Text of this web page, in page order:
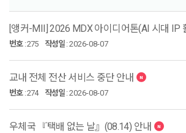
번호:275 작성일 :2026-08-07
교내 전체 전산 서비스 중단 안내
번호:274 작성일 :2026-08-07
우체국 『택배 없는 날』(08.14) 안내